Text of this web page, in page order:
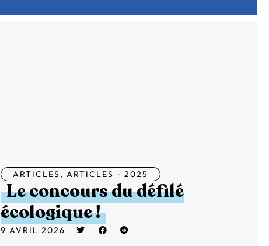
ARTICLES, ARTICLES - 2025
Le concours du défilé
écologique !
9 AVRIL 2026